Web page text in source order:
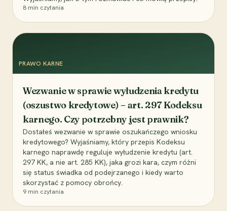
8 min czytania
PRAWO KARNE
Wezwanie w sprawie wyłudzenia kredytu
(oszustwo kredytowe) – art. 297 Kodeksu
karnego. Czy potrzebny jest prawnik?
Dostałeś wezwanie w sprawie oszukańczego wniosku
kredytowego? Wyjaśniamy, który przepis Kodeksu
karnego naprawdę reguluje wyłudzenie kredytu (art.
297 KK, a nie art. 285 KK), jaka grozi kara, czym różni
się status świadka od podejrzanego i kiedy warto
skorzystać z pomocy obrońcy.
9 min czytania